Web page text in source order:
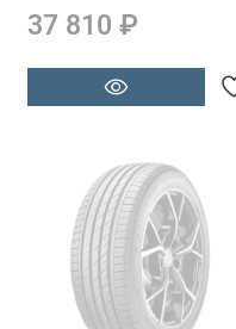
37 810 ₽